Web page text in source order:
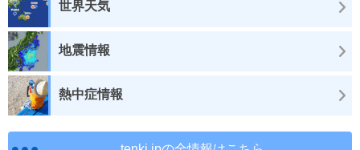
世界天気
地震情報
熱中症情報